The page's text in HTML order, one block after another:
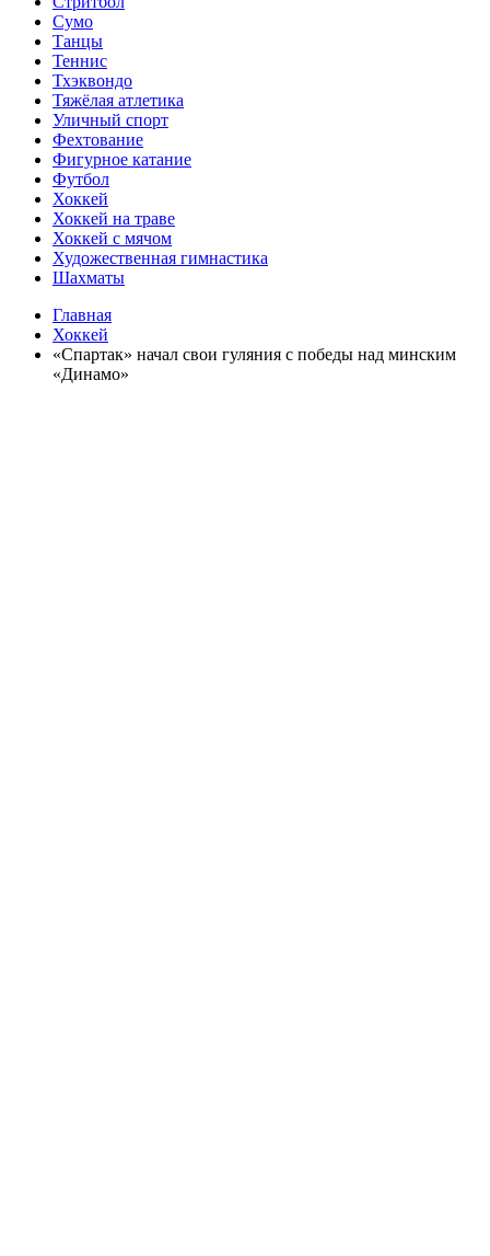
Сумо
Танцы
Теннис
Тхэквондо
Тяжёлая атлетика
Уличный спорт
Фехтование
Фигурное катание
Футбол
Хоккей
Хоккей на траве
Хоккей с мячом
Художественная гимнастика
Шахматы
Главная
Хоккей
«Спартак» начал свои гуляния с победы над минским
«Динамо»